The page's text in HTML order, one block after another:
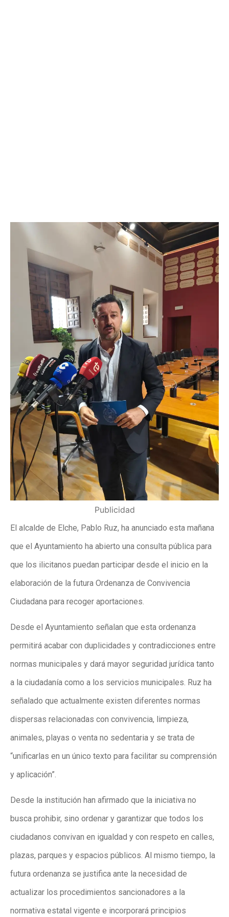
Publicidad
El alcalde de Elche, Pablo Ruz, ha anunciado esta mañana
que el Ayuntamiento ha abierto una consulta pública para
que los ilicitanos puedan participar desde el inicio en la
elaboración de la futura Ordenanza de Convivencia
Ciudadana para recoger aportaciones.
Desde el Ayuntamiento señalan que esta ordenanza
permitirá acabar con duplicidades y contradicciones entre
normas municipales y dará mayor seguridad jurídica tanto
a la ciudadanía como a los servicios municipales. Ruz ha
señalado que actualmente existen diferentes normas
dispersas relacionadas con convivencia, limpieza,
animales, playas o venta no sedentaria y se trata de
“unificarlas en un único texto para facilitar su comprensión
y aplicación”.
Desde la institución han afirmado que la iniciativa no
busca prohibir, sino ordenar y garantizar que todos los
ciudadanos convivan en igualdad y con respeto en calles,
plazas, parques y espacios públicos. Al mismo tiempo, la
futura ordenanza se justifica ante la necesidad de
actualizar los procedimientos sancionadores a la
normativa estatal vigente e incorporará principios